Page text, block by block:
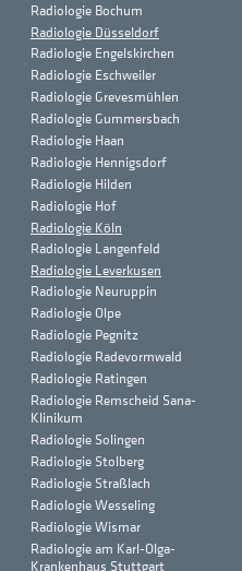
Radiologie Bochum
Radiologie Düsseldorf
Radiologie Engelskirchen
Radiologie Eschweiler
Radiologie Grevesmühlen
Radiologie Gummersbach
Radiologie Haan
Radiologie Hennigsdorf
Radiologie Hilden
Radiologie Hof
Radiologie Köln
Radiologie Langenfeld
Radiologie Leverkusen
Radiologie Neuruppin
Radiologie Olpe
Radiologie Pegnitz
Radiologie Radevormwald
Radiologie Ratingen
Radiologie Remscheid Sana-
Klinikum
Radiologie Solingen
Radiologie Stolberg
Radiologie Straßlach
Radiologie Wesseling
Radiologie Wismar
Radiologie am Karl-Olga-
Krankenhaus Stuttgart